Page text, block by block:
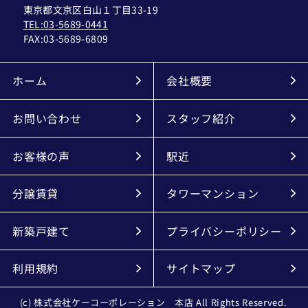
東京都文京区白山１丁目33-19
TEL:03-5689-0441
FAX:03-5689-6809
ホーム 会社概要
お問い合わせ スタッフ紹介
お客様の声 駅近
分譲賃貸 タワーマンション
新築戸建て プライバシーポリシー
利用規約 サイトマップ
(c) 株式会社ケーコーポレーション 本店 All Rights Reserved.